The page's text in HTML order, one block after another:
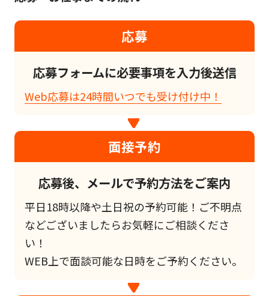
応募
応募フォームに必要事項を入力後送信
Web応募は24時間いつでも受け付け中！
面接予約
応募後、メールで予約方法をご案内
平日18時以降や土日祝の予約可能！ご不明点
などございましたらお気軽にご相談くださ
い！
WEB上で面談可能な日時をご予約ください。